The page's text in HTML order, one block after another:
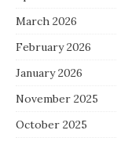
March 2026
February 2026
January 2026
November 2025
October 2025